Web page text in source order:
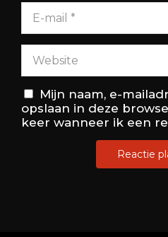
Mijn naam, e-
opslaan in deze
keer wanneer ik een